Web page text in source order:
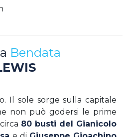
Bendata
Il sole sorge sulla capitale
non può godersi le prime
80 busti del Gianicolo